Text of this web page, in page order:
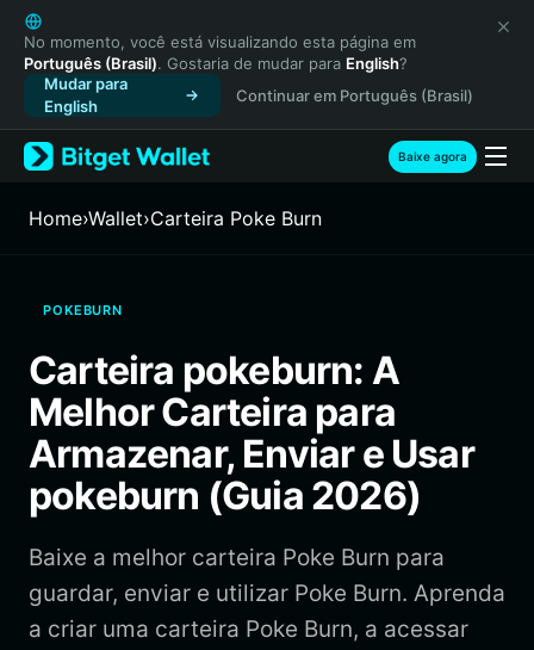
English
日本語
Tiếng Việt
Русский
Español (Latinoamérica)
Türkçe
Français
繁體中文
Bahasa Indonesia
ภาษาไทย
Español
Português (Brasil)
No momento, você está visualizando esta página em
Português (Brasil). Gostaria de mudar para English?
Mudar para
English
Continuar em Português (Brasil)
Baixe agora
Home›Wallet›Carteira Poke Burn
POKEBURN
Carteira pokeburn: A
Melhor Carteira para
Armazenar, Enviar e Usar
pokeburn (Guia 2026)
Baixe a melhor carteira Poke Burn para
guardar, enviar e utilizar Poke Burn. Aprenda
a criar uma carteira Poke Burn, a acessar